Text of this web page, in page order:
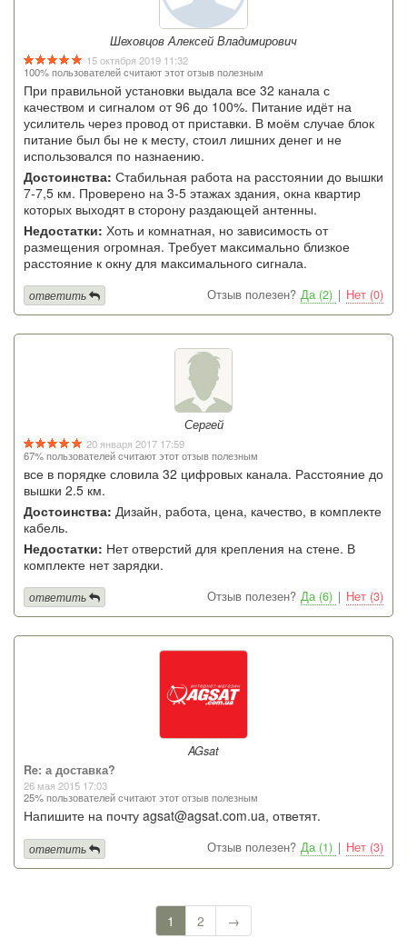
Шеховцов Алексей Владимирович
15 октября 2019 11:32
100% пользователей считают этот отзыв полезным
При правильной установки выдала все 32 канала с
качеством и сигналом от 96 до 100%. Питание идёт на
усилитель через провод от приставки. В моём случае блок
питание был бы не к месту, стоил лишних денег и не
использовался по назнаению.
Достоинства: Стабильная работа на расстоянии до вышки
7-7,5 км. Проверено на 3-5 этажах здания, окна квартир
которых выходят в сторону раздающей антенны.
Недостатки: Хоть и комнатная, но зависимость от
размещения огромная. Требует максимально близкое
расстояние к окну для максимального сигнала.
Отзыв полезен? Да (2) | Нет (0)
ответить
Сергей
20 января 2017 17:59
67% пользователей считают этот отзыв полезным
все в порядке словила 32 цифровых канала. Расстояние до
вышки 2.5 км.
Достоинства: Дизайн, работа, цена, качество, в комплекте
кабель.
Недостатки: Нет отверстий для крепления на стене. В
комплекте нет зарядки.
Отзыв полезен? Да (6) | Нет (3)
ответить
AGsat
Re: а доставка?
26 мая 2015 17:03
25% пользователей считают этот отзыв полезным
Напишите на почту agsat@agsat.com.ua, ответят.
Отзыв полезен? Да (1) | Нет (3)
ответить
1 2 →